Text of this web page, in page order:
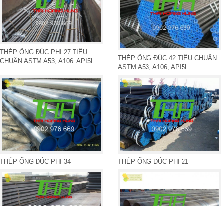
THÉP ỐNG ĐÚC PHI 27 TIÊU
CHUẨN ASTM A53, A106, API5L
THÉP ỐNG ĐÚC 42 TIÊU CHUẨN
ASTM A53, A106, API5L
THÉP ỐNG ĐÚC PHI 34 THÉP ỐNG ĐÚC PHI 21